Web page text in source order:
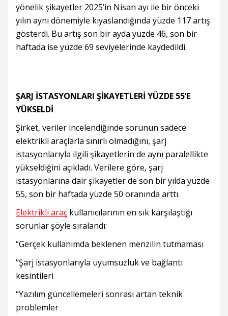
yönelik şikayetler 2025’in Nisan ayı ile bir önceki
yılın aynı dönemiyle kıyaslandığında yüzde 117 artış
gösterdi. Bu artış son bir ayda yüzde 46, son bir
haftada ise yüzde 69 seviyelerinde kaydedildi.
ŞARJ İSTASYONLARI ŞİKAYETLERİ YÜZDE 55’E
YÜKSELDİ
Şirket, veriler incelendiğinde sorunun sadece
elektrikli araçlarla sınırlı olmadığını, şarj
istasyonlarıyla ilgili şikayetlerin de aynı paralellikte
yükseldiğini açıkladı. Verilere göre, şarj
istasyonlarına dair şikayetler de son bir yılda yüzde
55, son bir haftada yüzde 50 oranında arttı.
Elektrikli araç kullanıcılarının en sık karşılaştığı
sorunlar şöyle sıralandı:
“Gerçek kullanımda beklenen menzilin tutmaması
“Şarj istasyonlarıyla uyumsuzluk ve bağlantı
kesintileri
“Yazılım güncellemeleri sonrası artan teknik
problemler